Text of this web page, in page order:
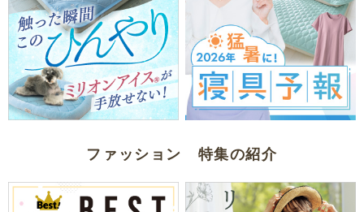
ファッション 特集の紹介